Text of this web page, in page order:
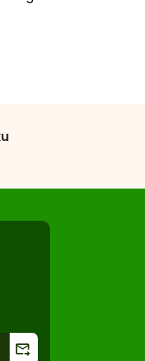
forward_to_inbox